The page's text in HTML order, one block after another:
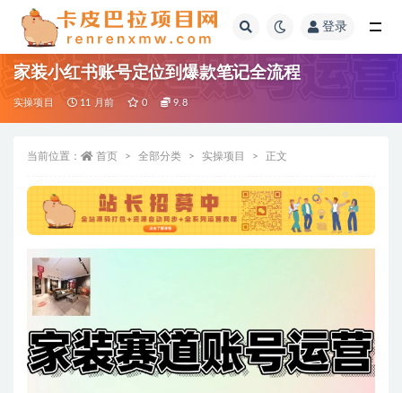
登录
家装小红书账号定位到爆款笔记全流程
实操项目 11 月前 0 9.8
当前位置： 首页 全部分类 实操项目 正文
全部